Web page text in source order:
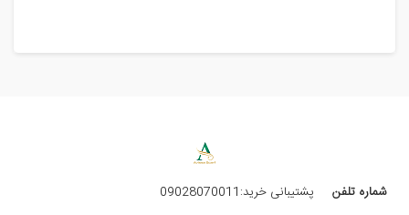
شماره تلفن
پشتیبانی خرید:09028070011